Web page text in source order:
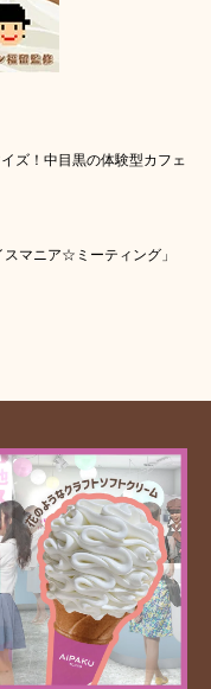
ズ！中目黒の体験型カフェ
スマニア☆ミーティング」